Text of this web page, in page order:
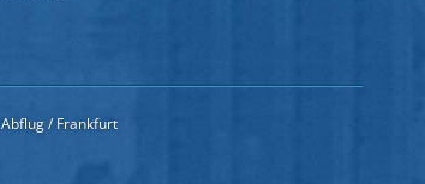
Abflug / Frankfurt